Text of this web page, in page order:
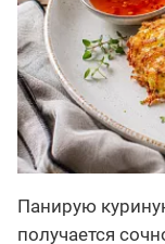
Панирую
получается